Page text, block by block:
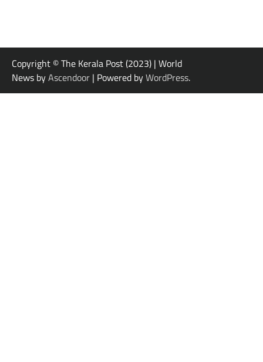
Copyright © The Kerala Post (2023) | World
News byAscendoor | Powered byWordPress.